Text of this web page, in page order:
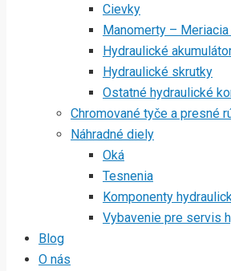
Cievky
Manomerty –
Hydraulické
Hydraulické skrutky
Ostatné hydraulické
Chromované tyče a presné
Náhradné diely
Oká
Tesnenia
Komponenty
Vybavenie pre servis
Blog
O nás